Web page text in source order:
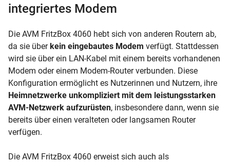
integriertes Modem
Die AVM FritzBox 4060 hebt sich von anderen Routern ab,
da sie überkein eingebautes Modem verfügt. Stattdessen
wird sie über ein LAN-Kabel mit einem bereits vorhandenen
Modem oder einem Modem-Router verbunden. Diese
Konfiguration ermöglicht es Nutzerinnen und Nutzern, ihre
Heimnetzwerke unkompliziert mit dem leistungsstarken
AVM-Netzwerk aufzurüsten, insbesondere dann, wenn sie
bereits über einen veralteten oder langsamen Router
verfügen.
Die AVM FritzBox 4060 erweist sich auch als